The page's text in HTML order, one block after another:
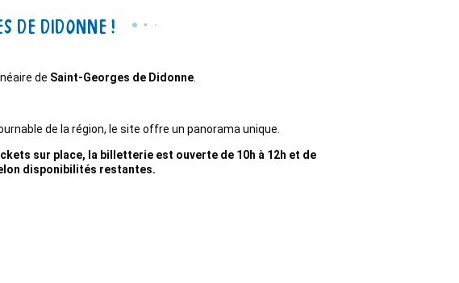
de Didonne !
de Saint-Georges de Didonne.
de la région, le site offre un panorama unique.
sur place, la billetterie est ouverte de 10h à 12h et de
disponibilités restantes.